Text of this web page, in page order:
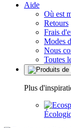
Aide
Où est
Retours
Frais
Modes
Nous
Toutes
Plus